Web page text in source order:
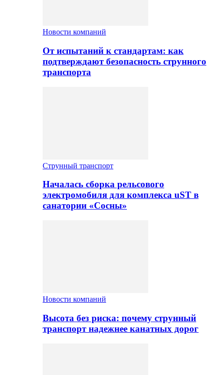
Новости компаний
От испытаний к стандартам: как
подтверждают безопасность струнного
транспорта
Струнный транспорт
Началась сборка рельсового
электромобиля для комплекса uST в
санатории «Сосны»
Новости компаний
Высота без риска: почему струнный
транспорт надежнее канатных дорог